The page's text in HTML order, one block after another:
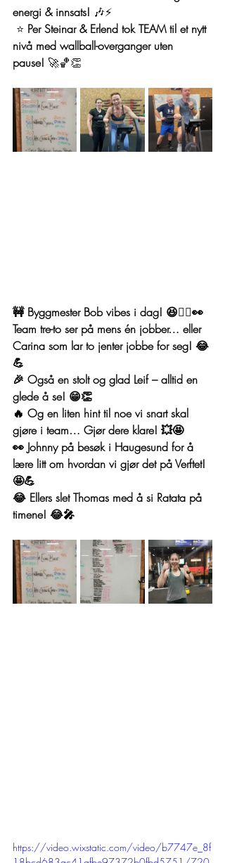
energi & innsats! 🎶⚡
⭐ Per Steinar & Erlend tok TEAM til et nytt
nivå med wallball-overganger uten
pause! 🚀🏀👏
🚧 Byggmester Bob vibes i dag! 😆👷‍♂️👀
Team tre-to ser på mens én jobber… eller
Carina som lar to jenter jobbe for seg! 😂
💪
🎉 Også en stolt og glad Leif – alltid en
glede å se! 😁👏
🔥 Og en liten hint til noe vi snart skal
gjøre i team… Gjør dere klare! 💥🤩
👀 Johnny på besøk i Haugesund for å
lære litt om hvordan vi gjør det på Verftet!
🤩💪
😂 Ellers slet Thomas med å si Ratata på
timene! 😂🎤
https://video.wixstatic.com/video/b7747e_8f